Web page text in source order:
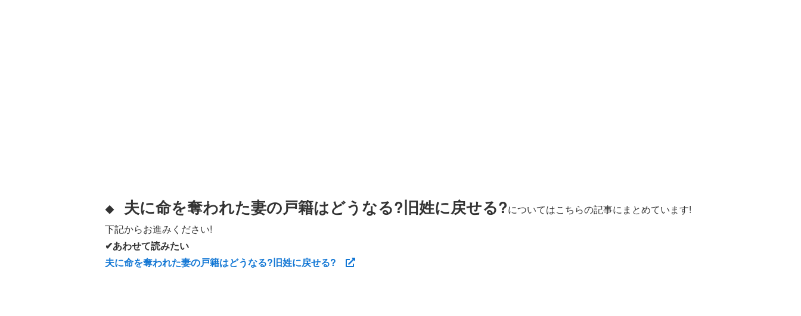
◆ 夫に命を奪われた妻の戸籍はどうなる?旧姓に戻せる?についてはこちらの記事にまとめています!
下記からお進みください!
✔あわせて読みたい
夫に命を奪われた妻の戸籍はどうなる?旧姓に戻せる?